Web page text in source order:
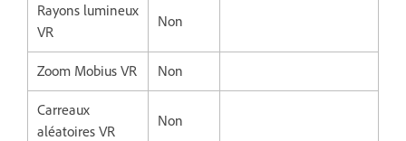
Rayons lumineux
VR
Non
Zoom Mobius VR Non
Carreaux
aléatoires VR
Non